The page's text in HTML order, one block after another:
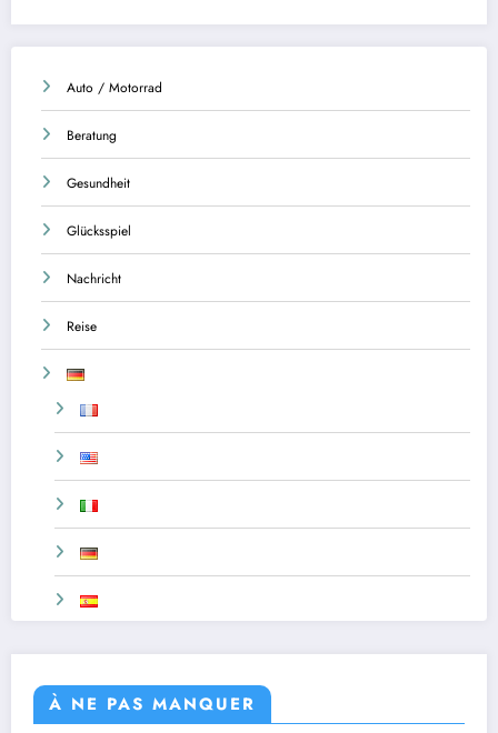
Auto / Motorrad
Beratung
Gesundheit
Glücksspiel
Nachricht
Reise
À NE PAS MANQUER